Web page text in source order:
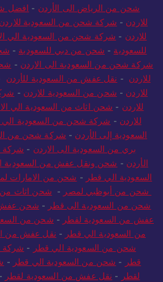
من دبي إلى السعودية - شركة شحن من
شحن من الرياض الى الأردن -افضل
للاردن- شركة شحن من السعودية
للاردن-شركة شحن من السعودية الي
للسعودية-شحن من دبي للسعودية -
شركة شحن من السعودية الى الاردن-
للاردن- نقل عفش من السعودية للأردن
للاردن-شحن من السعودية للاردن -
للاردن- شحن اثاث من السعودية الي
للاردن-شركة شحن من السعودية الي
السعودية إلى الأردن-شركة شحن من
بري من السعودية الى الاردن-شركة
الأردن- شحن ونقل عفش من السعودية
السعودية الي قطر
-شحن من الامارات
شحن من أبوظبي لمصر-شحن اثاث من
شحن من السعودية الى قطر-شحن عفش
عفش من السعودية لقطر -شحن من
من السعودية الي قطر - نقل عفش من
شحن من السعودية الي قطر
-شركة
قطر-شحن من السعودية الي قطر-